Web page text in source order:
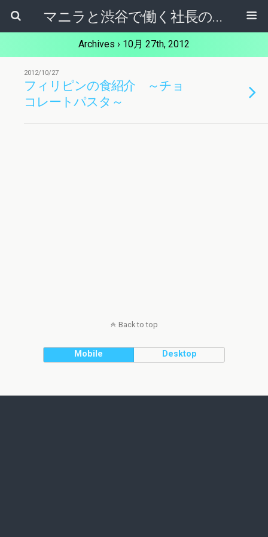
マニラと渋谷で働く社長のブログ
Archives › 10月 27th, 2012
2012/10/27
フィリピンの食紹介 ～チョ
コレートパスタ～
Back to top
Mobile Desktop